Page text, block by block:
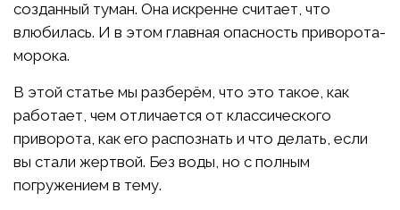
созданный туман. Она искренне считает, что
влюбилась. И в этом главная опасность приворота-
морока.
В этой статье мы разберём, что это такое, как
работает, чем отличается от классического
приворота, как его распознать и что делать, если
вы стали жертвой. Без воды, но с полным
погружением в тему.